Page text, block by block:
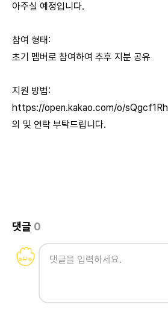
아주실 예정입니다.
참여 형태:
초기 멤버로 참여하여 추후 지분 공유
지원 방법:
https://open.kakao.com/o/sQgcf1Rh
의 및 연락 부탁드립니다.
댓글 0